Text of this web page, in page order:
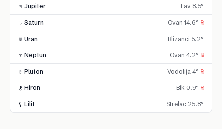
♃ Jupiter Lav 8.5°
♄ Saturn Ovan 14.6° ℞
♅ Uran Blizanci 5.2°
♆ Neptun Ovan 4.2° ℞
♇ Pluton Vodolija 4° ℞
⚷ Hiron Bik 0.9° ℞
⚸ Lilit Strelac 25.8°